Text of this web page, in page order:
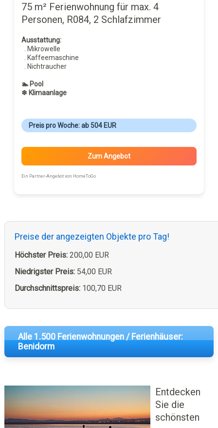
75 m² Ferienwohnung für max. 4
Personen, R084, 2 Schlafzimmer
Ausstattung:
. Mikrowelle
. Kaffeemaschine
. Nichtraucher
🏊 Pool
❄ Klimaanlage
Preis pro Woche: ab 504 EUR
Zum Angebot
Ein Partner-Angebot von HomeToGo
Preise der angezeigten Objekte pro Tag!
Höchster Preis:200,00 EUR
Niedrigster Preis:54,00 EUR
Durchschnittspreis:100,70 EUR
Alle 1.500 Ferienwohnungen / Ferienhäuser:
Benidorm
Entdecken
Sie die
schönsten